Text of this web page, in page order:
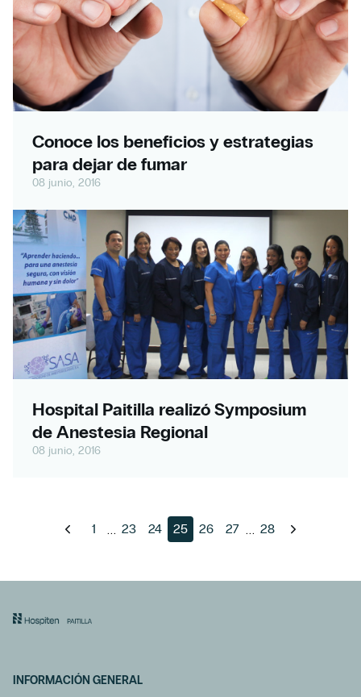
Conoce los beneficios y estrategias
para dejar de fumar
08 junio, 2016
Hospital Paitilla realizó Symposium
de Anestesia Regional
08 junio, 2016
1 ... 23 24 25 26 27 ... 28
INFORMACIÓN GENERAL